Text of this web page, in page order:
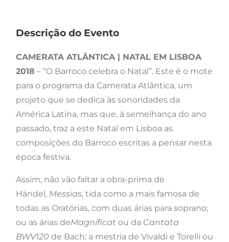
Descrição do Evento
CAMERATA ATLÂNTICA | NATAL EM LISBOA
2018 – “O Barroco celebra o Natal”. Este é o mote
para o programa da Camerata Atlântica, um
projeto que se dedica às sonoridades da
América Latina, mas que, à semelhança do ano
passado, traz a este Natal em Lisboa as
composições do Barroco escritas a pensar nesta
época festiva.
Assim, não vão faltar a obra-prima de
Händel, Messias, tida como a mais famosa de
todas as Oratórias, com duas árias para soprano;
ou as árias deMagnificat ou da Cantata
BWV120 de Bach; a mestria de Vivaldi e Torelli ou